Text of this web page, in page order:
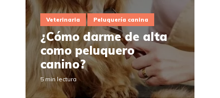
Veterinaria Peluquería canina
¿Cómo darme de alta
como peluquero
canino?
5 min lectura